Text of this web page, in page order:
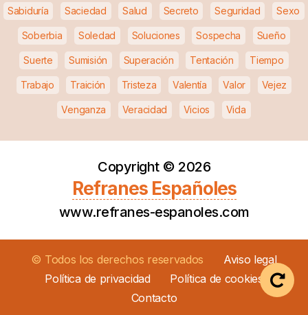
Sabiduría Saciedad Salud Secreto Seguridad Sexo
Soberbia Soledad Soluciones Sospecha Sueño
Suerte Sumisión Superación Tentación Tiempo
Trabajo Traición Tristeza Valentía Valor Vejez
Venganza Veracidad Vicios Vida
Copyright © 2026
Refranes Españoles
www.refranes-espanoles.com
© Todos los derechos reservados
Aviso legal
Política de privacidad
Política de cookies
Contacto